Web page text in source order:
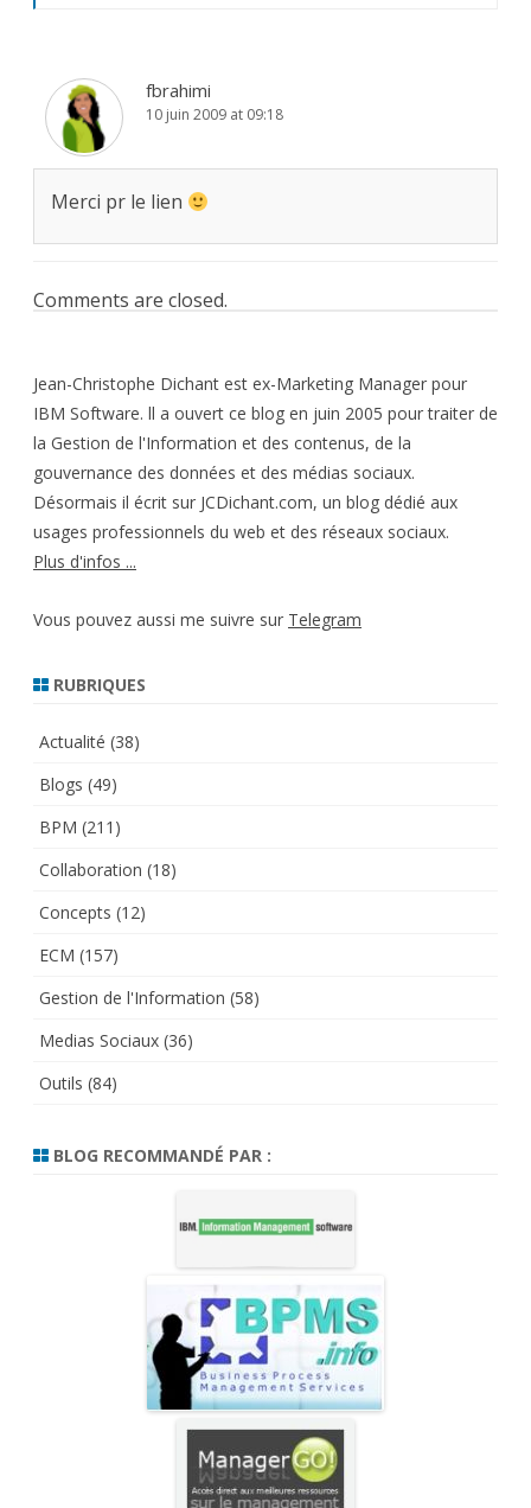
fbrahimi
10 juin 2009 at 09:18
Merci pr le lien
Comments are closed.
Jean-Christophe Dichant est ex-Marketing Manager pour
IBM Software. ll a ouvert ce blog en juin 2005 pour traiter de
la Gestion de l'Information et des contenus, de la
gouvernance des données et des médias sociaux.
Désormais il écrit sur JCDichant.com, un blog dédié aux
usages professionnels du web et des réseaux sociaux.
Plus d'infos ...
Vous pouvez aussi me suivre sur Telegram
RUBRIQUES
Actualité (38)
Blogs (49)
BPM (211)
Collaboration (18)
Concepts (12)
ECM (157)
Gestion de l'Information (58)
Medias Sociaux (36)
Outils (84)
BLOG RECOMMANDÉ PAR :